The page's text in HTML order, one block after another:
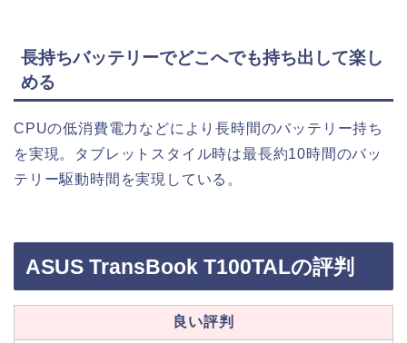
長持ちバッテリーでどこへでも持ち出して楽し
める
CPUの低消費電力などにより長時間のバッテリー持ち
を実現。タブレットスタイル時は最長約10時間のバッ
テリー駆動時間を実現している。
ASUS TransBook T100TALの評判
良い評判